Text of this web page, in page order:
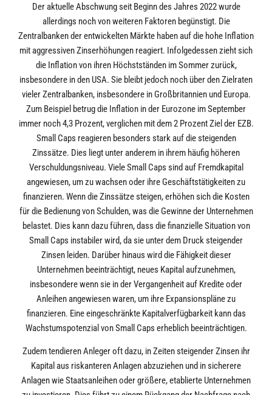
Der aktuelle Abschwung seit Beginn des Jahres 2022 wurde
allerdings noch von weiteren Faktoren begünstigt. Die
Zentralbanken der entwickelten Märkte haben auf die hohe Inflation
mit aggressiven Zinserhöhungen reagiert. Infolgedessen zieht sich
die Inflation von ihren Höchstständen im Sommer zurück,
insbesondere in den USA. Sie bleibt jedoch noch über den Zielraten
vieler Zentralbanken, insbesondere in Großbritannien und Europa.
Zum Beispiel betrug die Inflation in der Eurozone im September
immer noch 4,3 Prozent, verglichen mit dem 2 Prozent Ziel der EZB.
Small Caps reagieren besonders stark auf die steigenden
Zinssätze. Dies liegt unter anderem in ihrem häufig höheren
Verschuldungsniveau. Viele Small Caps sind auf Fremdkapital
angewiesen, um zu wachsen oder ihre Geschäftstätigkeiten zu
finanzieren. Wenn die Zinssätze steigen, erhöhen sich die Kosten
für die Bedienung von Schulden, was die Gewinne der Unternehmen
belastet. Dies kann dazu führen, dass die finanzielle Situation von
Small Caps instabiler wird, da sie unter dem Druck steigender
Zinsen leiden. Darüber hinaus wird die Fähigkeit dieser
Unternehmen beeinträchtigt, neues Kapital aufzunehmen,
insbesondere wenn sie in der Vergangenheit auf Kredite oder
Anleihen angewiesen waren, um ihre Expansionspläne zu
finanzieren. Eine eingeschränkte Kapitalverfügbarkeit kann das
Wachstumspotenzial von Small Caps erheblich beeinträchtigen.
Zudem tendieren Anleger oft dazu, in Zeiten steigender Zinsen ihr
Kapital aus riskanteren Anlagen abzuziehen und in sicherere
Anlagen wie Staatsanleihen oder größere, etablierte Unternehmen